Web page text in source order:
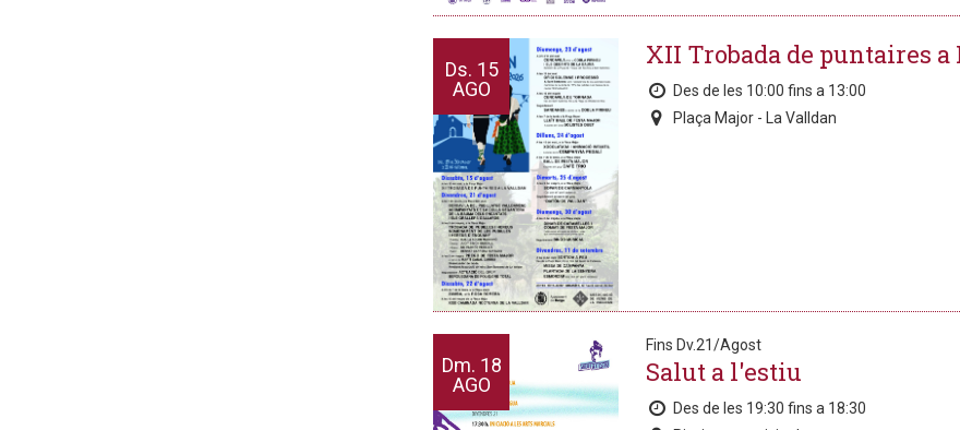
Ds. 15
AGO
XII Trobada de puntaires a
Des de les 10:00 fins a 13:00
Plaça Major - La Valldan
Dm. 18
AGO
Fins Dv.21/Agost
Salut a l'estiu
Des de les 19:30 fins a 18:30